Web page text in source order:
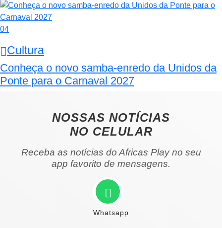
04
Cultura
Conheça o novo samba-enredo da Unidos da
Ponte para o Carnaval 2027
NOSSAS NOTÍCIAS
NO CELULAR
Receba as notícias do Africas Play no seu
app favorito de mensagens.
Whatsapp